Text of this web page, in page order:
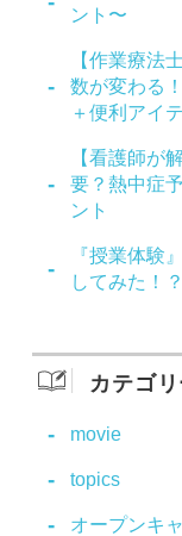
ント〜
【作業療法
数が変わる
＋便利アイテ
【看護師が
要？熱中症
ント
『授業体験
してみた！？
カテゴ
movie
topics
オープンキ